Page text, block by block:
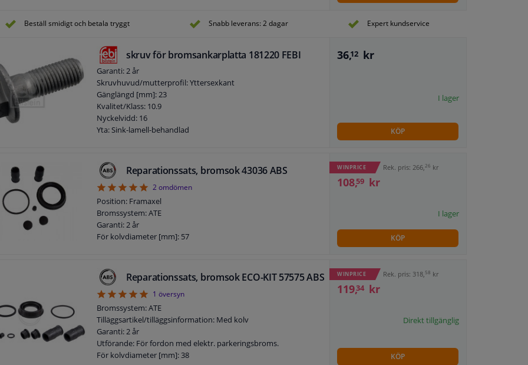
Beställ smidigt och betala tryggt Snabb leverans: 2 dagar Expert kundservice
skruv för bromsankarplatta 181220 FEBI
Garanti: 2 år
Skruvhuvud/mutterprofil: Yttersexkant
Gänglängd [mm]: 23
Kvalitet/Klass: 10.9
Nyckelvidd: 16
Yta: Sink-lamell-behandlad
Yttergängmått: M12 x 1,5
36,12 kr
I lager
KÖP
Reparationssats, bromsok 43036 ABS
52omdömen
Position: Framaxel
Bromssystem: ATE
Garanti: 2 år
För kolvdiameter [mm]: 57
WINPRICE Rek. pris: 266,26 kr
108,59 kr
I lager
KÖP
Reparationssats, bromsok ECO-KIT 57575 ABS
51 översyn
Bromssystem: ATE
Tilläggsartikel/tilläggsinformation: Med kolv
Garanti: 2 år
Utförande: För fordon med elektr. parkeringsbroms.
För kolvdiameter [mm]: 38
WINPRICE Rek. pris: 318,58 kr
119,34 kr
Direkt tillgänglig
KÖP